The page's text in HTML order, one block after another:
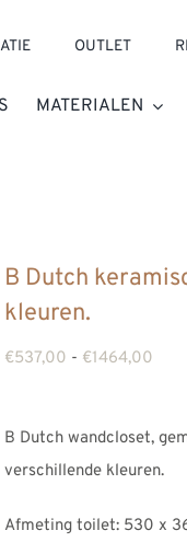
OUTLET
MATERIALEN
B Dutch
kleuren.
€537,00 - €1464,00
B Dutch wandcloset,
verschillende kleuren.
Afmeting toilet: 530 x